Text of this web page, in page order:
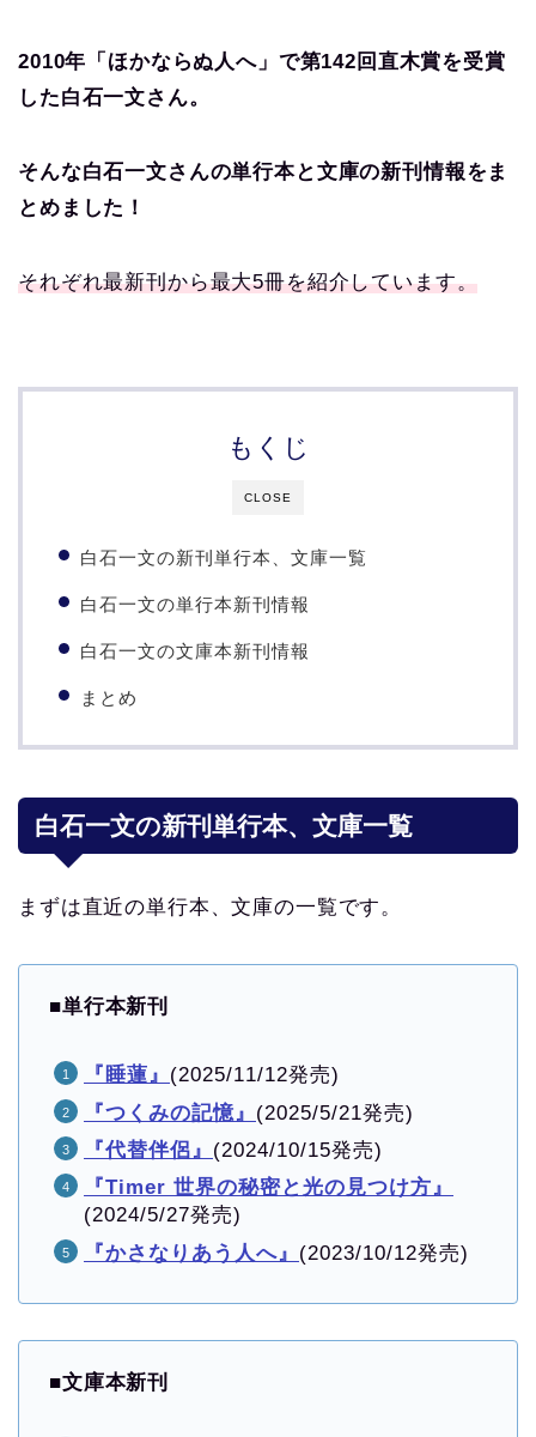
2010年「ほかならぬ人へ」で第142回直木賞を受賞
した白石一文さん。
そんな白石一文さんの単行本と文庫の新刊情報をま
とめました！
それぞれ最新刊から最大5冊を紹介しています。
CLOSE
もくじ
白石一文の新刊単行本、文庫一覧
白石一文の単行本新刊情報
白石一文の文庫本新刊情報
まとめ
白石一文の新刊単行本、文庫一覧
まずは直近の単行本、文庫の一覧です。
■単行本新刊
『睡蓮』 (2025/11/12発売)
『つくみの記憶』 (2025/5/21発売)
『代替伴侶』 (2024/10/15発売)
『Timer 世界の秘密と光の見つけ方』
(2024/5/27発売)
『かさなりあう人へ』 (2023/10/12発売)
■文庫本新刊